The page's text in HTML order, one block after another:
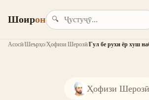
Шоирон 🔍
Асосӣ/Шеърҳо/Ҳофизи Шерозӣ/Гул бе рухи ёр хуш
Ҳофизи Шерозӣ